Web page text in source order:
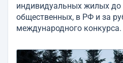
индивидуальных жилых до
общественных, в РФ и за
международного